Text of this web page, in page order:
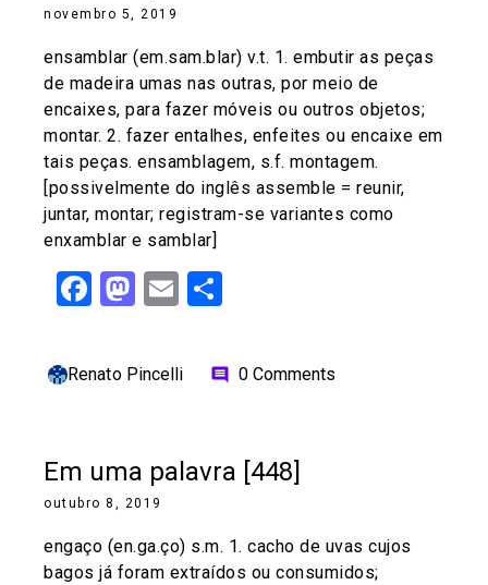
novembro 5, 2019
ensamblar (em.sam.blar) v.t. 1. embutir as peças
de madeira umas nas outras, por meio de
encaixes, para fazer móveis ou outros objetos;
montar. 2. fazer entalhes, enfeites ou encaixe em
tais peças. ensamblagem, s.f. montagem.
[possivelmente do inglês assemble = reunir,
juntar, montar; registram-se variantes como
enxamblar e samblar]
Facebook
Mastodon
Email
Renato Pincelli comment 0 Comments
Em uma palavra [448]
outubro 8, 2019
engaço (en.ga.ço) s.m. 1. cacho de uvas cujos
bagos já foram extraídos ou consumidos;